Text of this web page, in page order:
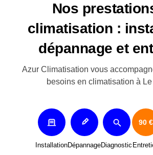
Nos
climatisation :
dépannage et
Azur Climatisation vous
besoins en climatisation à
InstallationDépannageDiagnostic
90 €